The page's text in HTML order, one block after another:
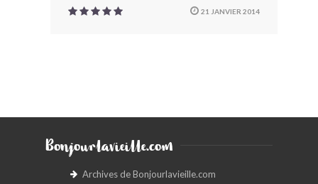
21 JANVIER 2014
Bonjourlavieille.com
Archives de Bonjourlavieille.com